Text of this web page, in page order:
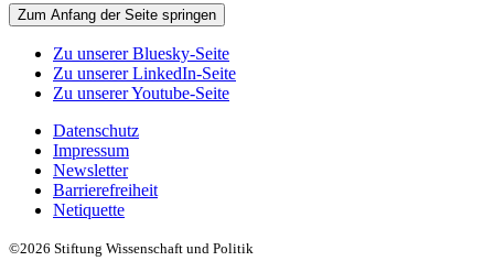
Zum Anfang der Seite springen
Zu unserer Bluesky-Seite
Zu unserer LinkedIn-Seite
Zu unserer Youtube-Seite
Datenschutz
Impressum
Newsletter
Barrierefreiheit
Netiquette
©2026 Stiftung Wissenschaft und Politik